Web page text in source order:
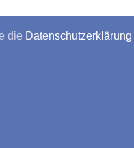
die Datenschutzerklärung